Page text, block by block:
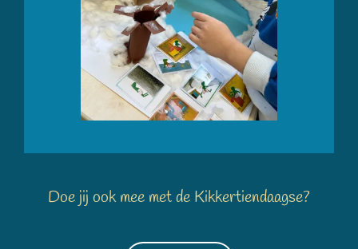
Doe jij ook mee met de Kikkertiendaagse?